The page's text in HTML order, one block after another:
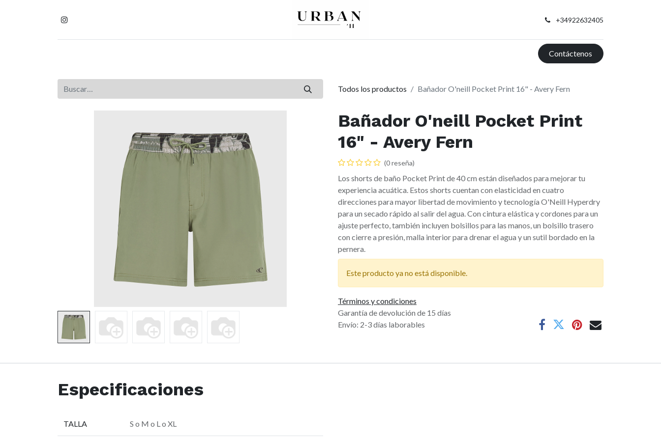
+34922632405
Contáctenos
Todos los productos Bañador O'neill Pocket Print 16" - Avery Fern
Bañador O'neill Pocket Print
16" - Avery Fern
(0 reseña)
Los shorts de baño Pocket Print de 40 cm están diseñados para mejorar tu
experiencia acuática. Estos shorts cuentan con elasticidad en cuatro
direcciones para mayor libertad de movimiento y tecnología O'Neill Hyperdry
para un secado rápido al salir del agua. Con cintura elástica y cordones para un
ajuste perfecto, también incluyen bolsillos para las manos, un bolsillo trasero
con cierre a presión, malla interior para drenar el agua y un sutil bordado en la
pernera.
Este producto ya no está disponible.
Términos y condiciones
Garantía de devolución de 15 días
Envío: 2-3 días laborables
Especificaciones
TALLA S o M o Lo XL